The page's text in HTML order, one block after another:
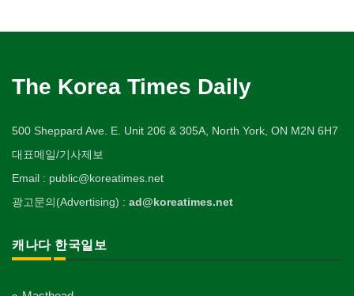
The Korea Times Daily
500 Sheppard Ave. E. Unit 206 & 305A, North York, ON M2N 6H7
대표메일/기사제보
Email : public@koreatimes.net
광고문의(Advertising) : ad@koreatimes.net
캐나다 한국일보